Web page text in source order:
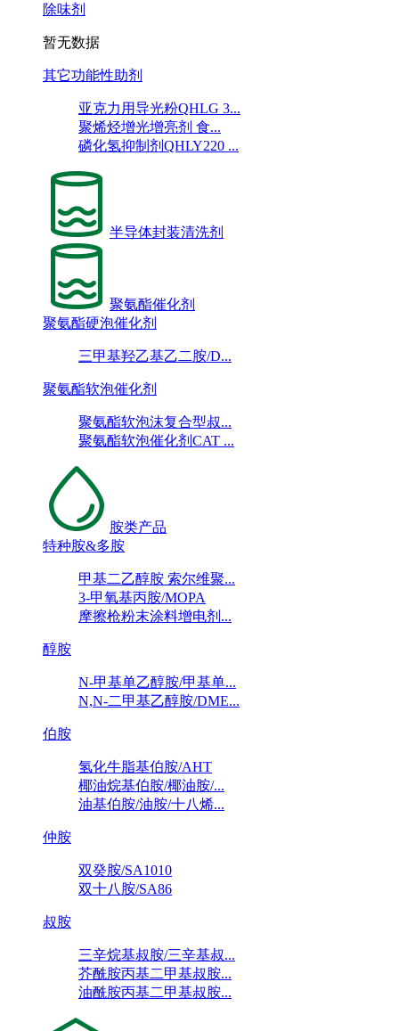
除味剂
暂无数据
其它功能性助剂
亚克力用导光粉QHLG 3...
聚烯烃增光增亮剂 食...
磷化氢抑制剂QHLY220 ...
半导体封装清洗剂
聚氨酯催化剂
聚氨酯硬泡催化剂
三甲基羟乙基乙二胺/D...
聚氨酯软泡催化剂
聚氨酯软泡沫复合型叔...
聚氨酯软泡催化剂CAT ...
胺类产品
特种胺&多胺
甲基二乙醇胺 索尔维聚...
3-甲氧基丙胺/MOPA
摩擦枪粉末涂料增电剂...
醇胺
N-甲基单乙醇胺/甲基单...
N,N-二甲基乙醇胺/DME...
伯胺
氢化牛脂基伯胺/AHT
椰油烷基伯胺/椰油胺/...
油基伯胺/油胺/十八烯...
仲胺
双癸胺/SA1010
双十八胺/SA86
叔胺
三辛烷基叔胺/三辛基叔...
芥酰胺丙基二甲基叔胺...
油酰胺丙基二甲基叔胺...